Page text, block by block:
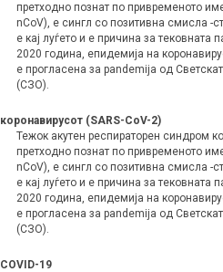
претходно познат по привременото
nCoV), е сингл со позитивна смисла -
е кај луѓето и е причина за тековната
2020 година, епидемија на
е прогласена за pandemija од
(СЗО).
коронавирусот (SARS-CoV-2)
Тежок акутен респираторен синдром
претходно познат по привременото
nCoV), е сингл со позитивна смисла -
е кај луѓето и е причина за тековната
2020 година, епидемија на
е прогласена за pandemija од
(СЗО).
COVID-19